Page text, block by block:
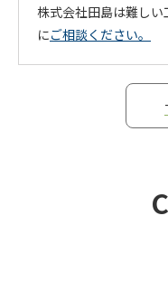
株式会社田島は難し
にご相談ください。